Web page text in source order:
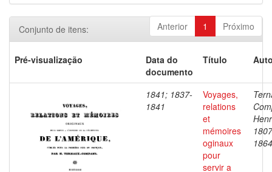
Anterior 1 Próximo
Conjunto de itens:
Pré-visualização
Data do
documento
Título
1841; 1837-
1841
Voyages,
relations
et
mémoires
oginaux
pour
servir a
1864